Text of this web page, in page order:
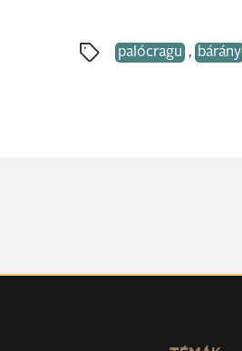
palócragu , bárány